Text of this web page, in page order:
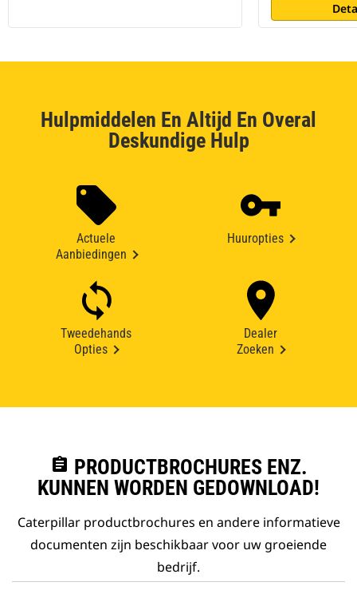
Hulpmiddelen En Altijd En Overal
Deskundige Hulp
Actuele
Aanbiedingen
Huuropties
Tweedehands
Opties
Dealer
Zoeken
assignment PRODUCTBROCHURES ENZ.
KUNNEN WORDEN GEDOWNLOAD!
Caterpillar productbrochures en andere informatieve
documenten zijn beschikbaar voor uw groeiende
bedrijf.